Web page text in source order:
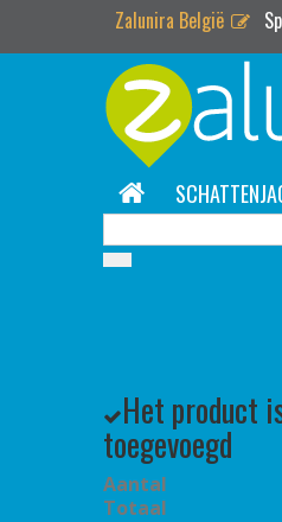
Zalunira België
Het product
toegevoegd
Aantal
Totaal